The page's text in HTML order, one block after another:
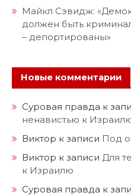
Майкл Сэвидж:
должен быть
– депортированы»
Новые комментарии
Суровая правда к
ненавистью к
Виктор к записи Под
Виктор к записи Для
к Израилю
Суровая правда к